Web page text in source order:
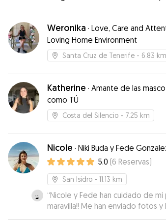
Weronika · Love, Care and
Loving Home Environment
Santa Cruz de Tenerife - 6.83 km
Katherine · Amante de las
como TÚ
Costa del Silencio - 7.25 km
Nicole · Niki Buda y Fede
5.0 (6 Reservas)
San Isidro - 11.13 km
“Nicole y Fede han cuidado de
maravilla!! Me han enviado fotos
contacto conmigo durante todo